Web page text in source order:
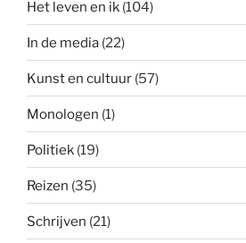
Het leven en ik (104)
In de media (22)
Kunst en cultuur (57)
Monologen (1)
Politiek (19)
Reizen (35)
Schrijven (21)